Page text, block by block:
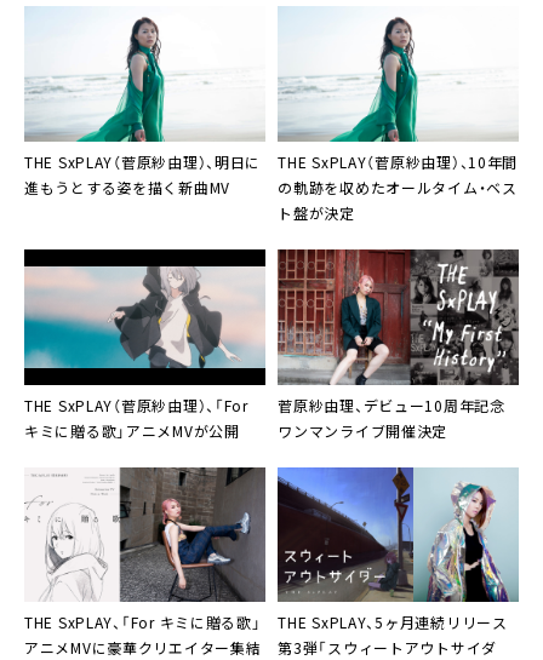
THE SxPLAY（菅原紗由理）、明日に
進もうとする姿を描く新曲MV
THE SxPLAY（菅原紗由理） 、10年間
の軌跡を収めたオールタイム・ベス
ト盤が決定
THE SxPLAY（菅原紗由理）、「For
キミに贈る歌」アニメMVが公開
菅原紗由理、デビュー10周年記念
ワンマンライブ開催決定
THE SxPLAY、「For キミに贈る歌」
アニメMVに豪華クリエイター集結
THE SxPLAY、5ヶ月連続リリース
第3弾「スウィートアウトサイダ